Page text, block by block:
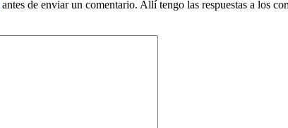
antes de enviar un comentario. Allí tengo las respuestas a los